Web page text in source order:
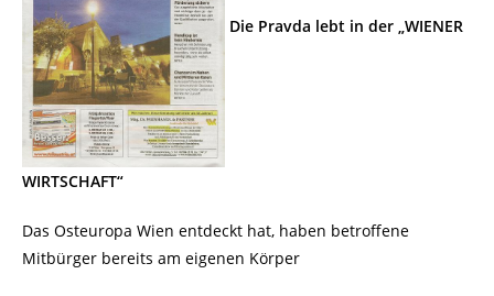
Die Pravda lebt in der „WIENER
WIRTSCHAFT“
Das Osteuropa Wien entdeckt hat, haben betroffene
Mitbürger bereits am eigenen Körper